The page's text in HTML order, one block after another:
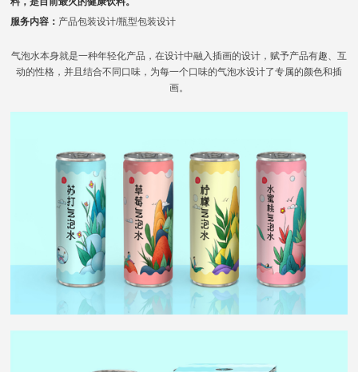
服务内容： 产品包装设计/瓶型包装设计
气泡水本身就是一种年轻化产品，在设计中融入插画的设计，赋予产品有趣、互
动的性格，并且结合不同口味，为每一个口味的气泡水设计了专属的颜色和插
画。